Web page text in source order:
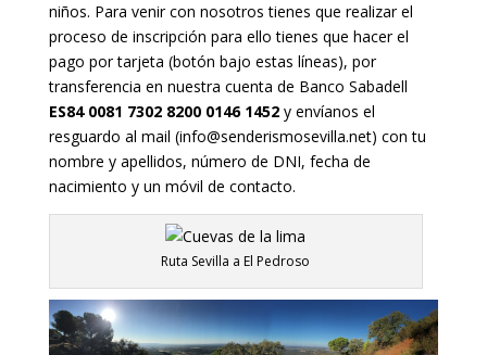
niños. Para venir con nosotros tienes que realizar el
proceso de inscripción para ello tienes que hacer el
pago por tarjeta (botón bajo estas líneas), por
transferencia en nuestra cuenta de Banco Sabadell
ES84 0081 7302 8200 0146 1452 y envíanos el
resguardo al mail (info@senderismosevilla.net) con tu
nombre y apellidos, número de DNI, fecha de
nacimiento y un móvil de contacto.
Ruta Sevilla a El Pedroso